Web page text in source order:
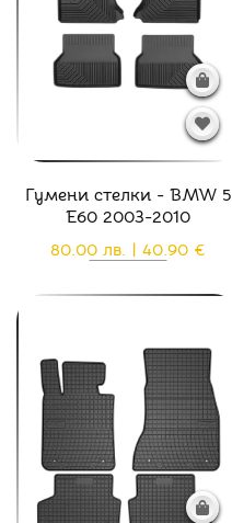
Гумени стелки - BMW 5
E60 2003-2010
80.00 лв. | 40.90 €